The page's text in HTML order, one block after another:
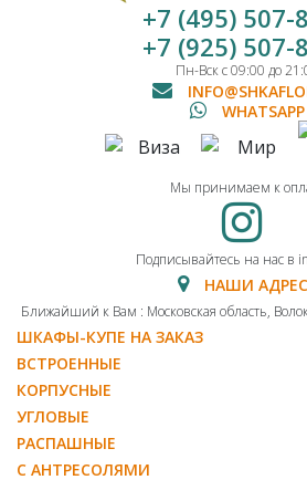
+7 (495) 507-
+7 (925) 507-
Пн-Вск с 09:00 до
WHATSAPP
Мы принимаем к
Подписывайтесь на нас в
НАШИ
Ближайший к Вам : Московская область,
ШКАФЫ-КУПЕ НА ЗАКАЗ
ВСТРОЕННЫЕ
КОРПУСНЫЕ
УГЛОВЫЕ
РАСПАШНЫЕ
С АНТРЕСОЛЯМИ